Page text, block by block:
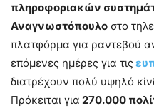
πληροφοριακών
Αναγνωστόπουλο στο
πλατφόρμα για ραντεβού
επόμενες ημέρες για τις
διατρέχουν πολύ υψηλό
Πρόκειται για 270.000